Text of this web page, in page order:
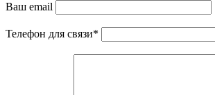
Ваш email
Телефон для связи*